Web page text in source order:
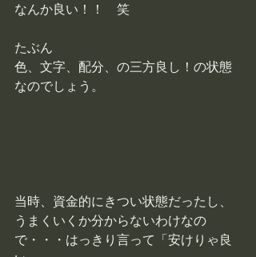
なんか良い！！　笑
たぶん
色、文字、配分、の三方良し！の状態
なのでしょう。
当時、資金的にきつい状態だったし、
うまくいくか分からないわけなの
で・・・はっきり言って「安けりゃ良